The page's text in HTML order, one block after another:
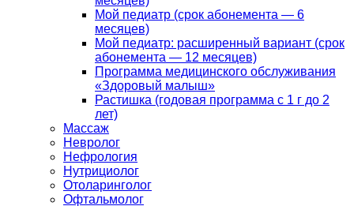
Мой педиатр (срок абонемента — 6
месяцев)
Мой педиатр: расширенный вариант (срок
абонемента — 12 месяцев)
Программа медицинского обслуживания
«Здоровый малыш»
Растишка (годовая программа с 1 г до 2
лет)
Массаж
Невролог
Нефрология
Нутрициолог
Отоларинголог
Офтальмолог